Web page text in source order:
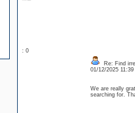
: 0
Re: Find
01/12/2025
We are really
searching for.